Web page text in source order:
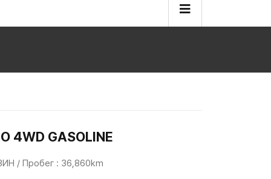
4WD GASOLINE
/ Пробег : 36,860km